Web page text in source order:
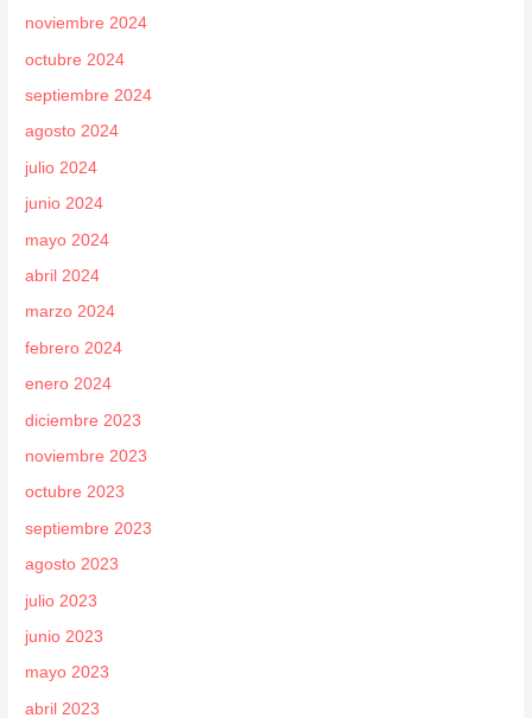
noviembre 2024
octubre 2024
septiembre 2024
agosto 2024
julio 2024
junio 2024
mayo 2024
abril 2024
marzo 2024
febrero 2024
enero 2024
diciembre 2023
noviembre 2023
octubre 2023
septiembre 2023
agosto 2023
julio 2023
junio 2023
mayo 2023
abril 2023